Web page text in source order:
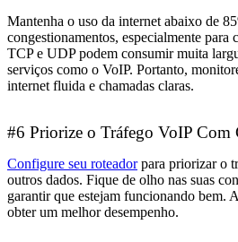
Mantenha o uso da internet abaixo de
congestionamentos, especialmente
TCP e UDP podem consumir muita
serviços como o VoIP. Portanto,
internet fluida e chamadas claras.
#6 Priorize o Tráfego VoIP Com
Configure seu roteadorpara priorizar o
outros dados. Fique de olho nas suas
garantir que estejam funcionando bem.
obter um melhor desempenho.